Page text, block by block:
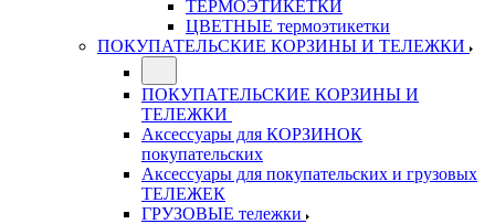
ТЕРМОЭТИКЕТКИ
ЦВЕТНЫЕ термоэтикетки
ПОКУПАТЕЛЬСКИЕ КОРЗИНЫ И ТЕЛЕЖКИ
ПОКУПАТЕЛЬСКИЕ КОРЗИНЫ И
ТЕЛЕЖКИ
Аксессуары для КОРЗИНОК
покупательских
Аксессуары для покупательских и грузовых
ТЕЛЕЖЕК
ГРУЗОВЫЕ тележки